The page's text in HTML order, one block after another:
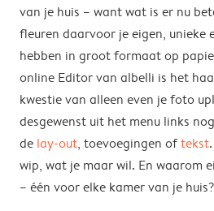
van je huis – want wat is er nu
fleuren daarvoor je eigen, unieke
hebben in groot formaat op
online Editor van albelli is het
kwestie van alleen even je foto
desgewenst uit het menu links
de lay-out, toevoegingen oftekst
wip, wat je maar wil. En waarom
– één voor elke kamer van je huis?